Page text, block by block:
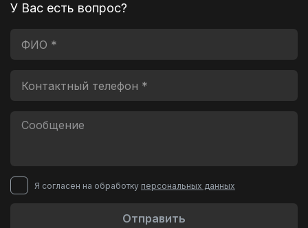
У Вас есть вопрос?
Я согласен на обработку персональных данных
Отправить